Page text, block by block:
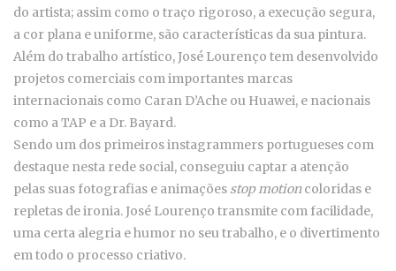
do artista; assim como o traço rigoroso, a execução segura,
a cor plana e uniforme, são características da sua pintura.
Além do trabalho artístico, José Lourenço tem desenvolvido
projetos comerciais com importantes marcas
internacionais como Caran D’Ache ou Huawei, e nacionais
como a TAP e a Dr. Bayard.
Sendo um dos primeiros instagrammers portugueses com
destaque nesta rede social, conseguiu captar a atenção
pelas suas fotografias e animações stop motioncoloridas e
repletas de ironia. José Lourenço transmite com facilidade,
uma certa alegria e humor no seu trabalho, e o divertimento
em todo o processo criativo.